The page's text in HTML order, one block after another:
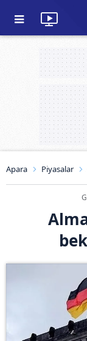
Apara Piyasalar